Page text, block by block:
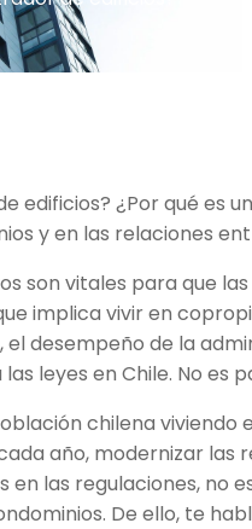
edificios? ¿Por qué es
y en las relaciones
son vitales para que
implica vivir en
el desempeño de la
leyes en Chile. No es
chilena viviendo
año, modernizar las
en las regulaciones, no
De ello, te